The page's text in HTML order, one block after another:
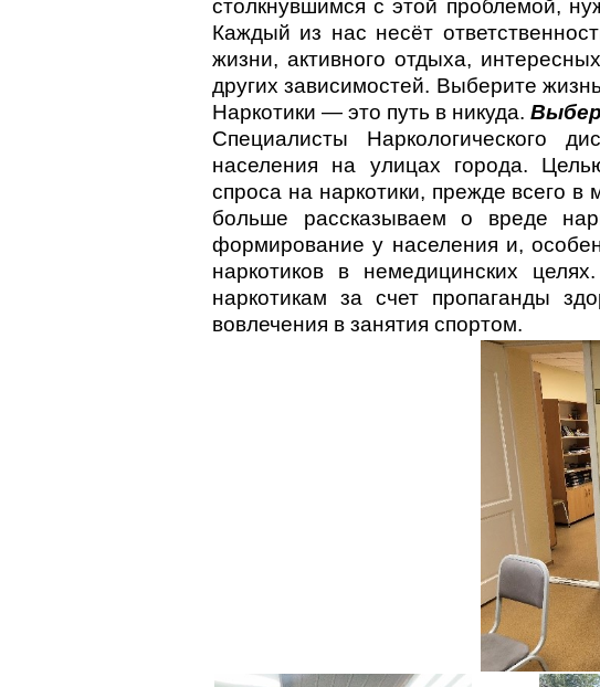
столкнувшимся с этой проблемой,
Каждый из нас несёт
жизни, активного отдыха,
других зависимостей. Выберите
Наркотики — это путь в никуда.
Специалисты Наркологического
населения на улицах города.
спроса на наркотики, прежде всего
больше рассказываем о вреде
формирование у населения и,
наркотиков в немедицинских
наркотикам за счет пропаганды
вовлечения в занятия спортом.